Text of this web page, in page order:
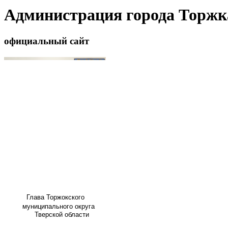
Администрация города
официальный сайт
Глава Торжокского
муниципального округа
Тверской области